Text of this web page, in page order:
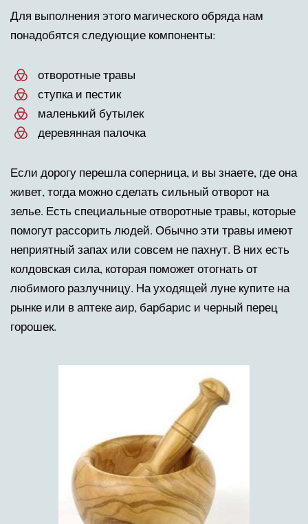
Для выполнения этого магического обряда нам
понадобятся следующие компоненты:
отворотные травы
ступка и пестик
маленький бутылек
деревянная палочка
Если дорогу перешла соперница, и вы знаете, где она
живет, тогда можно сделать сильный отворот на
зелье. Есть специальные отворотные травы, которые
помогут рассорить людей. Обычно эти травы имеют
неприятный запах или совсем не пахнут. В них есть
колдовская сила, которая поможет отогнать от
любимого разлучницу. На уходящей луне купите на
рынке или в аптеке аир, барбарис и черный перец
горошек.